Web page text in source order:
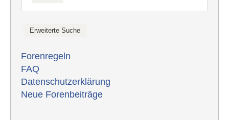
Forenregeln
FAQ
Datenschutzerklärung
Neue Forenbeiträge